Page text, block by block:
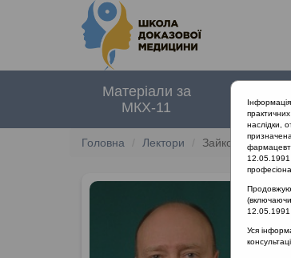
Матеріали за
МКХ-11
Головна Лектори Зайков Сергій
наслідки,
12.05.1991
(включаючи
Уся